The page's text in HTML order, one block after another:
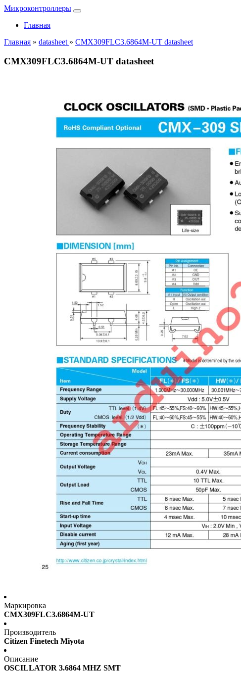
Микроконтроллеры
Главная
Главная » datasheet » CMX309FLC3.6864M-UT datasheet
CMX309FLC3.6864M-UT datasheet
Маркировка
CMX309FLC3.6864M-UT
Производитель
Citizen Finetech Miyota
Описание
OSCILLATOR 3.6864 MHZ SMT